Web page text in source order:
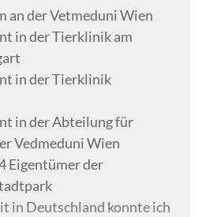
an der Vetmeduni Wien
in der Tierklinik am
in der Tierklinik
in der Abteilung für
Vedmeduni Wien
Eigentümer der
in Deutschland konnte ich